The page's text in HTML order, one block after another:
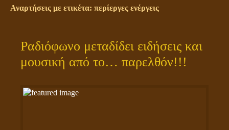
Αναρτήσεις με ετικέτα: περίεργες ενέργεις
Ραδιόφωνο μεταδίδει ειδήσεις και
μουσική από το… παρελθόν!!!